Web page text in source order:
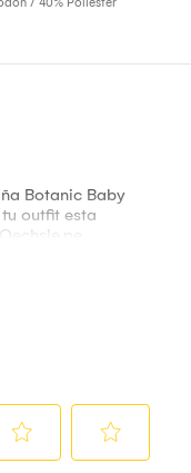
/ 40% Poliéster
Botanic Baby
outfit esta